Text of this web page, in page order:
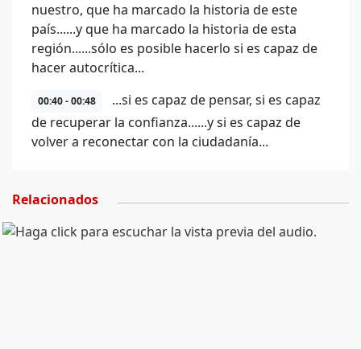
nuestro, que ha marcado la historia de este
país......y que ha marcado la historia de esta
región......sólo es posible hacerlo si es capaz de
hacer autocrítica...
00:40 - 00:48
...si es capaz de pensar, si es capaz
de recuperar la confianza......y si es capaz de
volver a reconectar con la ciudadanía...
Relacionados